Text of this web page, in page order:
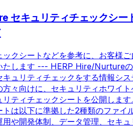
セキュリティチェックシー
クシートなどを参考に、お客様ご
たします --- HERP Hire/Nurtureの
ュリティチェックをする情報シス
々向けに、セキュリティホワイト
ティチェックシートを公開します
は以下に準拠した2種類のファイ
用や開発体制、データ管理、セキュ